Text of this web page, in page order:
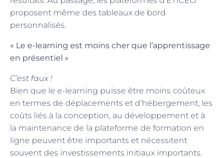
proposent même des tableaux de bord
personnalisés.
« Le e-learning est moins cher que l’apprentissage
en présentiel »
C’est faux !
Bien que le e-learning puisse être moins coûteux
en termes de déplacements et d’hébergement, les
coûts liés à la conception, au développement et à
la maintenance de la plateforme de formation en
ligne peuvent être importants et nécessitent
souvent des investissements initiaux importants.